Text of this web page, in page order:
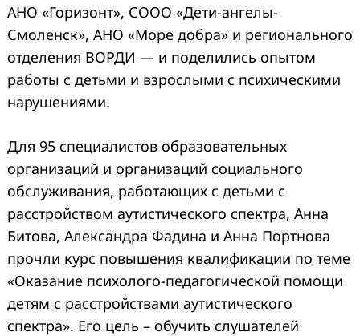
АНО «Горизонт», СООО «Дети-ангелы-
Смоленск», АНО «Море добра» и регионального
отделения ВОРДИ — и поделились опытом
работы с детьми и взрослыми с психическими
нарушениями.
Для 95 специалистов образовательных
организаций и организаций социального
обслуживания, работающих с детьми с
расстройством аутистического спектра, Анна
Битова, Александра Фадина и Анна Портнова
прочли курс повышения квалификации по теме
«Оказание психолого-педагогической помощи
детям с расстройствами аутистического
спектра». Его цель – обучить слушателей